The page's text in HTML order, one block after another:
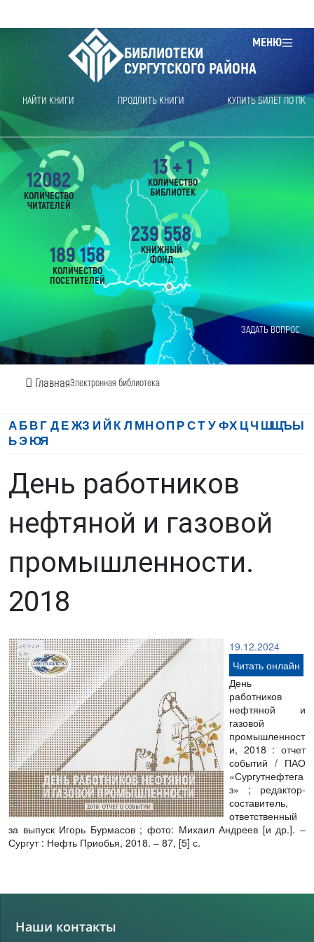
МЕНЮ
БИБЛИОТЕКИ
СУРГУТСКОГО РАЙОНА
НАЙТИ КНИГИ ПРОДЛИТЬ КНИГИ КУПИТЬ БИЛЕТ ПО ПК
ЗАДАТЬ ВОПРОС
ГлавнаяЭлектронная библиотека
12082
КОЛИЧЕСТВО
ЧИТАТЕЛЕЙ
189 158
КОЛИЧЕСТВО
ПОСЕТИТЕЛЕЙ
239 558
КНИЖНЫЙ
ФОНД
13 + 1
КОЛИЧЕСТВО
БИБЛИОТЕК
АБВГ ДЕЖЗ И Й К Л МНОП РСТ УФХ ЦЧ ШЩЪЫ
ЬЭЮЯ
День работников
нефтяной и газовой
промышленности.
2018
19.12.2024
Читать онлайн
День
работников
нефтяной и
газовой
промышленност
и, 2018 : отчет
событий / ПАО
«Сургутнефтега
з» ; редактор-
составитель,
ответственный
за выпуск Игорь Бурмасов ; фото: Михаил Андреев [и др.]. –
Сургут : Нефть Приобья, 2018. – 87, [5] с.
Наши контакты